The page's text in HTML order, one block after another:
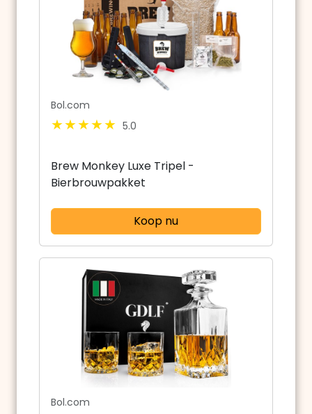
Bol.com
5.0
Brew Monkey Luxe Tripel -
Bierbrouwpakket
Koop nu
Bol.com